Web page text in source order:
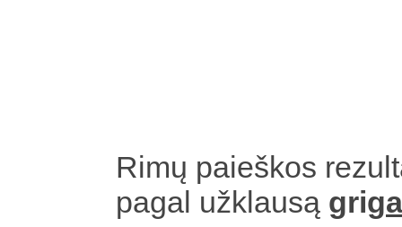
Rimų paieškos
pagal užklausą grig